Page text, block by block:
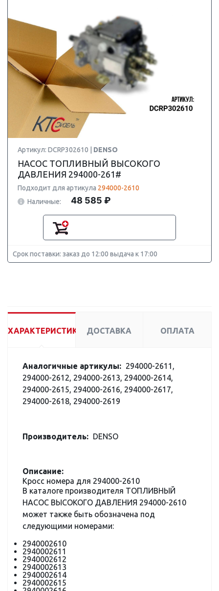
Артикул: DCRP302610 | DENSO
НАСОС ТОПЛИВНЫЙ ВЫСОКОГО
ДАВЛЕНИЯ 294000-261#
Подходит для артикула 294000-2610
Наличные:
48 585 ₽
Срок поставки: заказ до 12:00 выдача к 17:00
ХАРАКТЕРИСТИКИ ДОСТАВКА ОПЛАТА
Аналогичные артикулы: 294000-2611,
294000-2612, 294000-2613, 294000-2614,
294000-2615, 294000-2616, 294000-2617,
294000-2618, 294000-2619
Производитель: DENSO
Описание:
Кросс номера для 294000-2610
В каталоге производителя ТОПЛИВНЫЙ
НАСОС ВЫСОКОГО ДАВЛЕНИЯ 294000-2610
может также быть обозначена под
следующими номерами:
2940002610
2940002611
2940002612
2940002613
2940002614
2940002615